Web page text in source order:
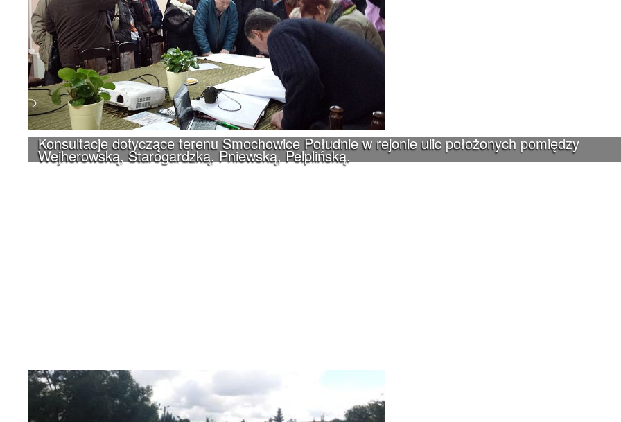
Konsultacje dotyczące terenu Smochowice Południe w rejonie ulic położonych pomiędzy
Wejherowską, Starogardzką, Pniewską, Pelplińską.